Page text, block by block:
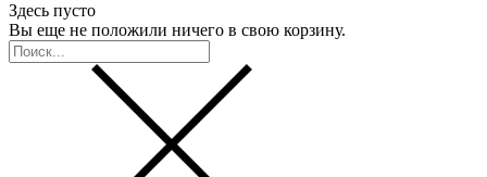
Здесь пусто
Вы еще не положили ничего в свою корзину.